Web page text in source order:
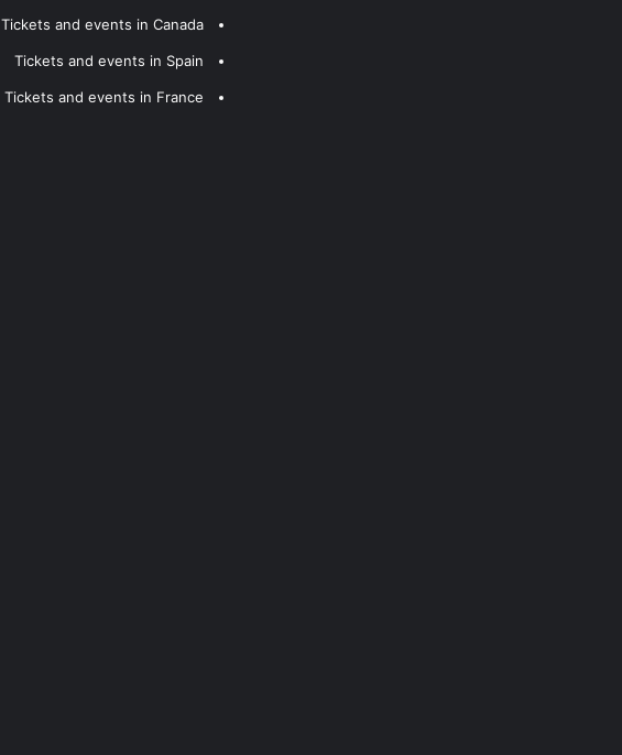
Tickets and events in Canada
Tickets and events in Spain
Tickets and events in France